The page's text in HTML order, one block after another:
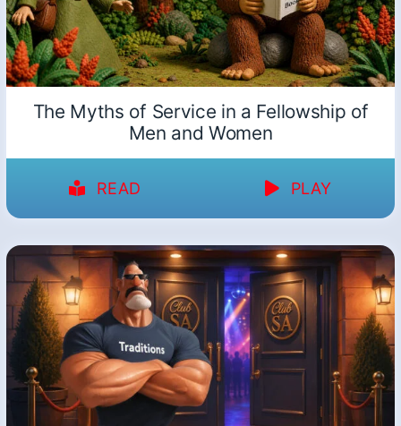
The Myths of Service in a Fellowship of
Men and Women
READ PLAY